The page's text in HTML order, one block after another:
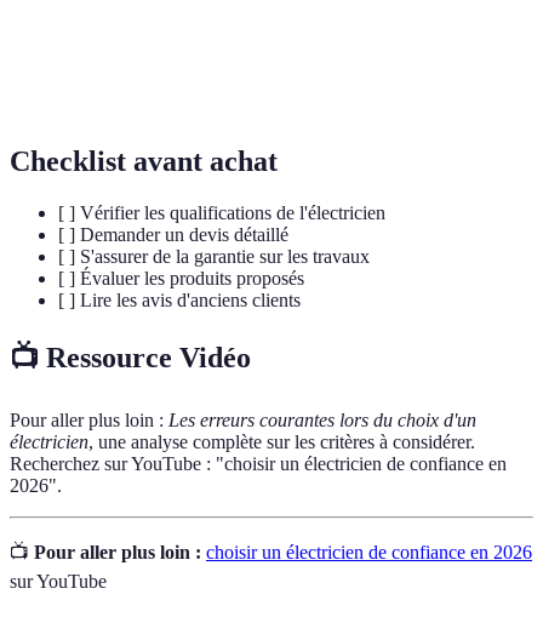
Checklist avant achat
[ ] Vérifier les qualifications de l'électricien
[ ] Demander un devis détaillé
[ ] S'assurer de la garantie sur les travaux
[ ] Évaluer les produits proposés
[ ] Lire les avis d'anciens clients
📺 Ressource Vidéo
Pour aller plus loin : Les erreurs courantes lors du choix d'un
électricien, une analyse complète sur les critères à considérer.
Recherchez sur YouTube : "choisir un électricien de confiance en
2026".
📺 Pour aller plus loin : choisir un électricien de confiance en 2026
sur YouTube